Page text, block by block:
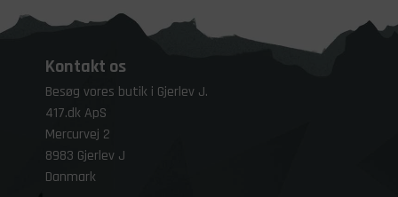
Kontakt os
Besøg vores butik i Gjerlev J.
417.dk ApS
Mercurvej 2
8983 Gjerlev J
Danmark